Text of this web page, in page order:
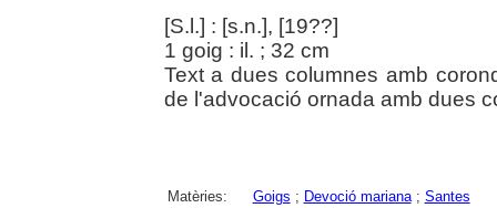
[S.l.] : [s.n.], [19??]
1 goig : il. ; 32 cm
Text a dues columnes amb
de l'advocació ornada amb dues
Matèries: Goigs ; Devoció mariana; Santes